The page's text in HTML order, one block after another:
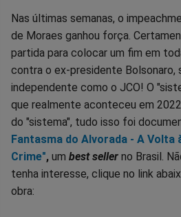
Nas últimas semanas, o
de Moraes ganhou força.
partida para colocar um fim em
contra o ex-presidente Bolsonaro,
independente como o JCO! O
que realmente aconteceu em
do "sistema", tudo isso foi
Fantasma do Alvorada - A Volta
Crime", um best seller no Brasil.
tenha interesse, clique no link
obra: